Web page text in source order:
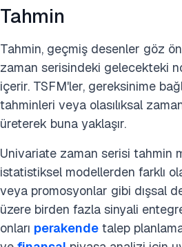
Tahmin
Tahmin, geçmiş desenler göz
zaman serisindeki gelecekteki
içerir. TSFM'ler, gereksinime
tahminleri veya olasılıksal
üreterek buna yaklaşır.
Univariate zaman serisi tahmin
istatistiksel modellerden farklı
veya promosyonlar gibi dışsal
üzere birden fazla sinyali
onları perakende talep